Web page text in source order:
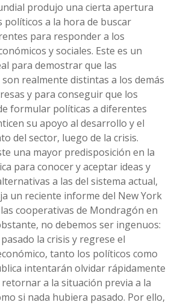
produjo una cierta apertura
políticos a la hora de buscar
para responder a los
y sociales. Este es un
para demostrar que las
realmente distintas a los demás
y para conseguir que los
formular políticas a diferentes
su apoyo al desarrollo y el
del sector, luego de la crisis.
una mayor predisposición en la
para conocer y aceptar ideas y
a las del sistema actual,
un reciente informe del New York
cooperativas de Mondragón en
no debemos ser ingenuos:
la crisis y regrese el
tanto los políticos como
intentarán olvidar rápidamente
retornar a la situación previa a la
si nada hubiera pasado. Por ello,